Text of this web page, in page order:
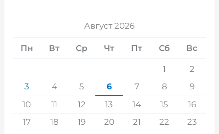
Август 2026
Пн Вт Ср Чт Пт Сб Вс
1
2
3
4 5 6 7 8
9
10
11 12 13 14 15
16
17
18 19 20 21 22
23